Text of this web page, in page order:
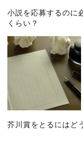
小説を応募するのに
くらい？
芥川賞をとるにはど